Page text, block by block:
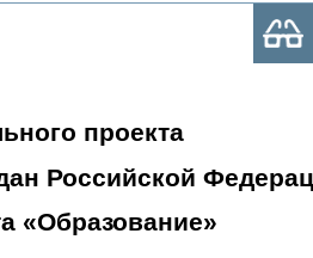
проекта
Российской
«Образование»